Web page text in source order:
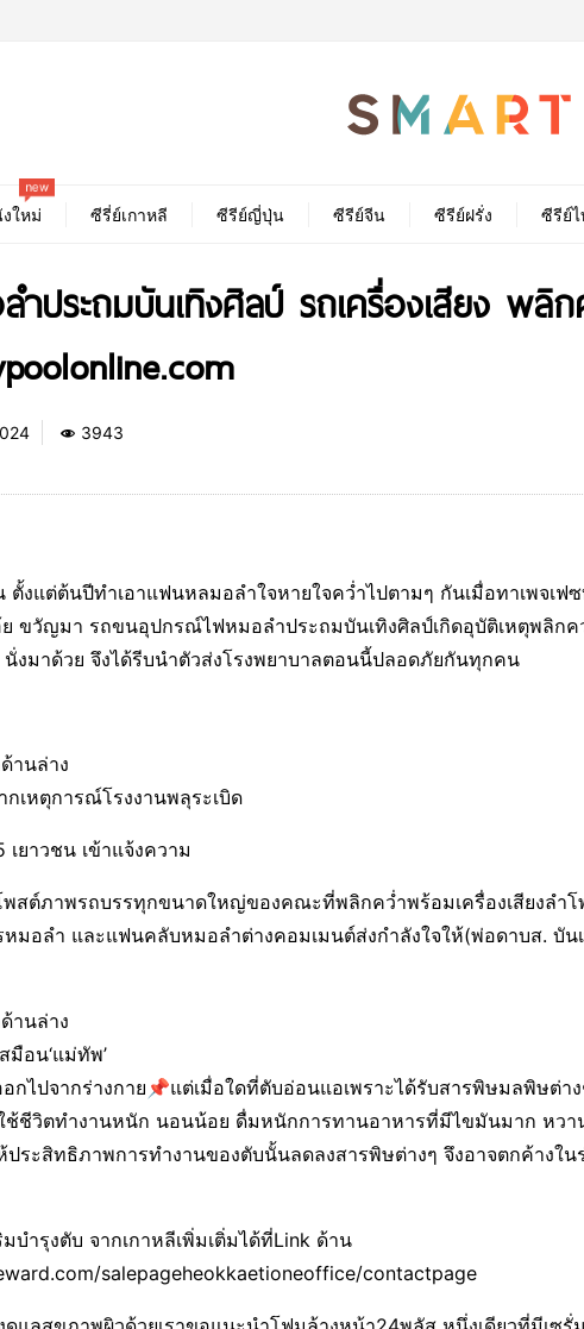
ใหม่
new
ซีรี่ย์เกาหลี ซีรีย์ญี่ปุ่น ซีรีย์จีน ซีรีย์ฝรั่ง ซีรีย์ไ
ำประถมบันเทิงศิลป์ รถเครื่องเสียง พ
3943
ตั้งแต่ต้นปีทำเอาแฟนหลมอลำใจหายใจคว่ำไปตามๆ กันเมื่อทาเพจเฟ
ย ขวัญมา รถขนอุปกรณ์ไฟหมอลำประถมบันเทิงศิลป์เกิดอุบัติเหตุพลิกค
มาด้วย จึงได้รีบนำตัวส่งโรงพยาบาลตอนนี้ปลอดภัยกันทุกคน
านล่าง
เหตุการณ์โรงงานพลุระเบิด
ยาวชน เข้าแจ้งความ
พสต์ภาพรถบรรทุกขนาดใหญ่ของคณะที่พลิกคว่ำพร้อมเครื่องเสียงลำโ
มอลำ และแฟนคลับหมอลำต่างคอมเมนต์ส่งกำลังใจให้(พ่อดาบส. บัน
านล่าง
มือน‘แม่ทัพ’
กไปจากร่างกาย📌แต่เมื่อใดที่ตับอ่อนแอเพราะได้รับสารพิษมลพิษต่า
ช้ชีวิตทำงานหนัก นอนน้อย ดื่มหนักการทานอาหารที่มีไขมันมาก หว
ระสิทธิภาพการทำงานของตับนั้นลดลงสารพิษต่างๆ จึงอาจตกค้างใน
บำรุงตับ จากเกาหลีเพิ่มเติ่มได้ที่Link ด้าน
salepageheokkaetioneoffice/contactpage